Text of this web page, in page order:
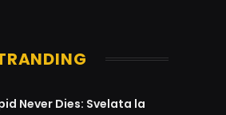
Never Dies: Svelata la